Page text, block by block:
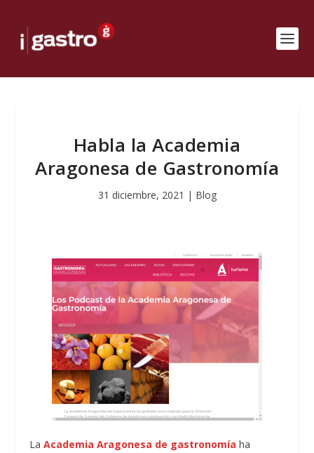
Habla la Academia
Aragonesa de Gastronomía
31 diciembre, 2021 | Blog
LaAcademia Aragonesa de gastronomía ha